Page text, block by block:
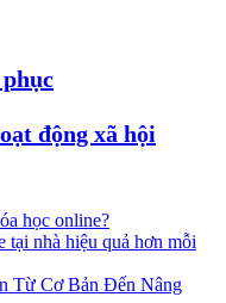
động xã hội
học online?
nhà hiệu quả hơn mỗi
Từ Cơ Bản Đến Nâng